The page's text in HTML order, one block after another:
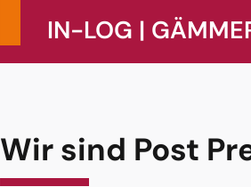
IN-LOG |
Wir sind Post